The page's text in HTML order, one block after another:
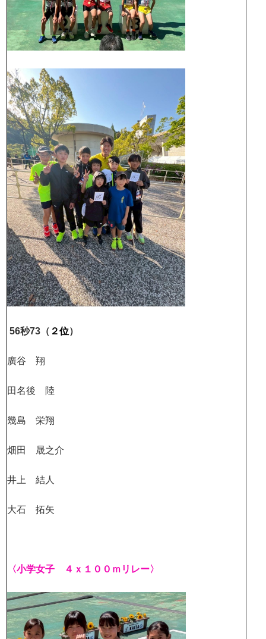
56秒73（ ２位）
廣谷 翔
田名後 陸
幾島 栄翔
畑田 晟之介
井上 結人
大石 拓矢
〈小学女子 ４ｘ１００ｍリレー〉